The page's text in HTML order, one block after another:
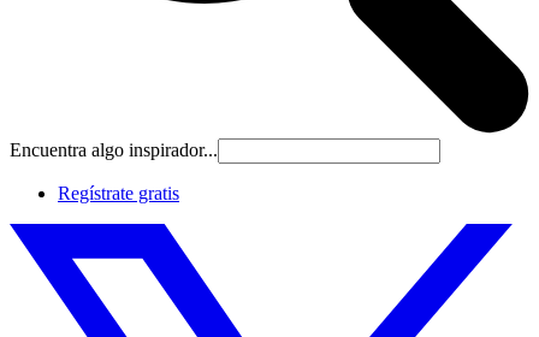
Encuentra algo inspirador...
Regístrate gratis